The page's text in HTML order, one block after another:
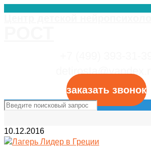
detirosta@yandex.ru
заказать звонок
10.12.2016